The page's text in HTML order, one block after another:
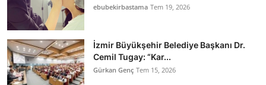
ebubekirbastama Tem 19, 2026
İzmir Büyükşehir Belediye Başkanı Dr.
Cemil Tugay: “Kar...
Gürkan Genç Tem 15, 2026